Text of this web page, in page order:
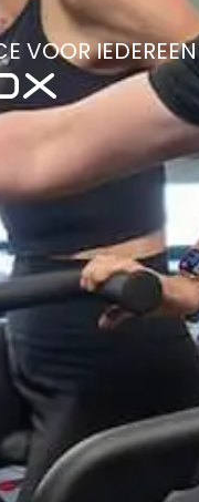
VOOR IEDEREEN